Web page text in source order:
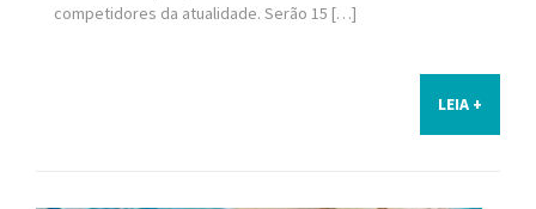
competidores da atualidade. Serão 15 […]
LEIA +